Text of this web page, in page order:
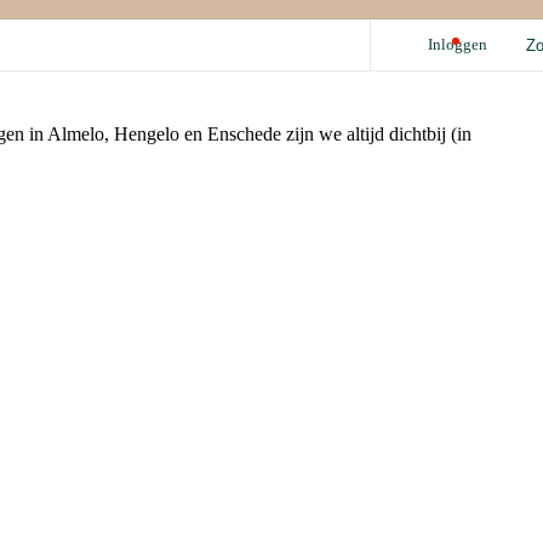
i30
Garanties
Inloggen
in Almelo, Hengelo en Enschede zijn we altijd dichtbij (in